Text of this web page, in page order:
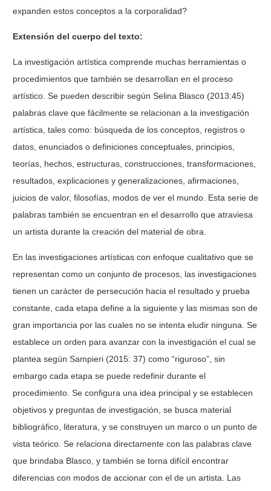
expanden estos conceptos a la corporalidad?
Extensión del cuerpo del texto:
La investigación artística comprende muchas herramientas o
procedimientos que también se desarrollan en el proceso
artístico. Se pueden describir según Selina Blasco (2013:45)
palabras clave que fácilmente se relacionan a la investigación
artística, tales como: búsqueda de los conceptos, registros o
datos, enunciados o definiciones conceptuales, principios,
teorías, hechos, estructuras, construcciones, transformaciones,
resultados, explicaciones y generalizaciones, afirmaciones,
juicios de valor, filosofías, modos de ver el mundo. Esta serie de
palabras también se encuentran en el desarrollo que atraviesa
un artista durante la creación del material de obra.
En las investigaciones artísticas con enfoque cualitativo que se
representan como un conjunto de procesos, las investigaciones
tienen un carácter de persecución hacia el resultado y prueba
constante, cada etapa define a la siguiente y las mismas son de
gran importancia por las cuales no se intenta eludir ninguna. Se
establece un orden para avanzar con la investigación el cual se
plantea según Sampieri (2015: 37) como “riguroso”, sin
embargo cada etapa se puede redefinir durante el
procedimiento. Se configura una idea principal y se establecen
objetivos y preguntas de investigación, se busca material
bibliográfico, literatura, y se construyen un marco o un punto de
vista teórico. Se relaciona directamente con las palabras clave
que brindaba Blasco, y también se torna difícil encontrar
diferencias con modos de accionar con el de un artista. Las